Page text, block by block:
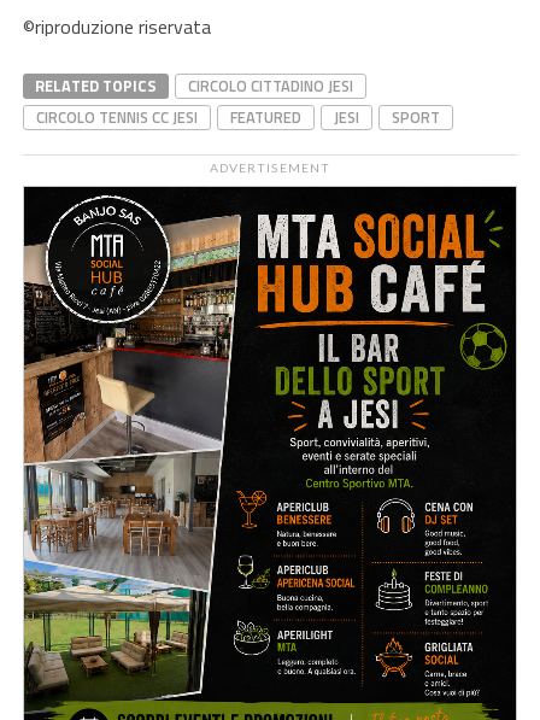
©riproduzione riservata
RELATED TOPICS
CIRCOLO CITTADINO JESI
CIRCOLO TENNIS CC JESI
FEATURED JESI SPORT
ADVERTISEMENT